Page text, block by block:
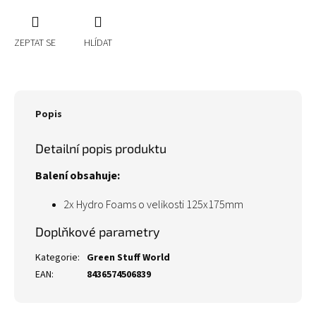
ZEPTAT SE HLÍDAT
Popis
Detailní popis produktu
Balení obsahuje:
2x Hydro Foamso velikosti 125x175mm
Doplňkové parametry
Kategorie: Green Stuff World
EAN: 8436574506839